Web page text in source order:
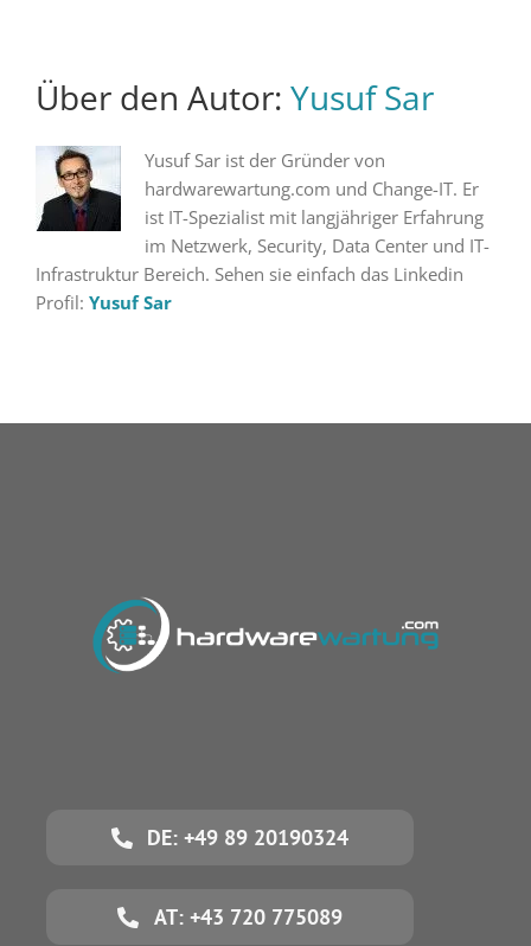
Über den Autor: Yusuf Sar
Yusuf Sar ist der Gründer von
hardwarewartung.com und Change-IT. Er
ist IT-Spezialist mit langjähriger Erfahrung
im Netzwerk, Security, Data Center und IT-
Infrastruktur Bereich. Sehen sie einfach das Linkedin
Profil: Yusuf Sar
DE: +49 89 20190324
AT: +43 720 775089